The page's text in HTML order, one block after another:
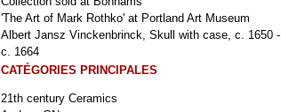
'The Art of Mark Rothko' at Portland Art Museum
Albert Jansz Vinckenbrinck, Skull with case, c. 1650 -
c. 1664
CATÉGORIES PRINCIPALES
21th century Ceramics